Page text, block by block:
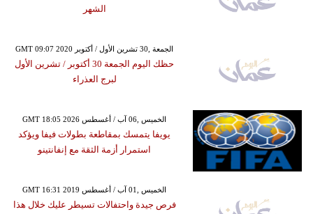
الشهر
GMT 09:07 2020 الجمعة ,30 تشرين الأول / أكتوبر
حظك اليوم الجمعة 30 أكتوبر / تشرين الأول
لبرج العذراء
GMT 18:05 2026 الخميس ,06 آب / أغسطس
يويفا يتمسك بمقاطعة بطولات فيفا ويؤكد
استمرار أزمة الثقة مع إنفانتينو
GMT 16:31 2019 الخميس ,01 آب / أغسطس
فرص جيدة واحتفالات تسيطر عليك خلال هذا